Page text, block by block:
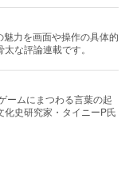
力を画面や操作の具体的
な評論連載です。
ームにまつわる言葉の起
史研究家・タイニーP氏